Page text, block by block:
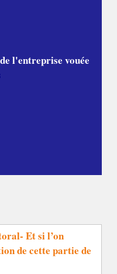
l'entreprise vouée
Et si l’on
de cette partie de